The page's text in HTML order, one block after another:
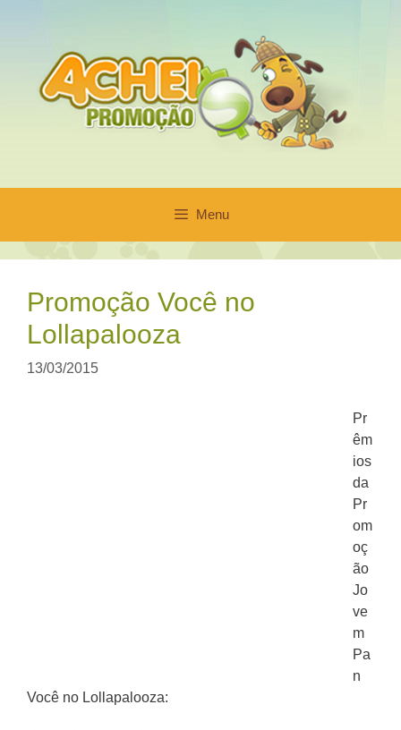
conteúdo
Menu
Promoção Você no
Lollapalooza
13/03/2015
Pr
êm
ios
da
Pr
om
oç
ão
Jo
ve
m
Pa
n
Você no Lollapalooza: